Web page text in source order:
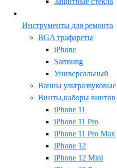
Инструменты для ремонта
BGA трафареты
iPhone
Samsung
Универсальный
Ванны ультразвуковые
Винты,наборы винтов
iPhone 11
iPhone 11 Pro
iPhone 11 Pro Max
iPhone 12
iPhone 12 Mini